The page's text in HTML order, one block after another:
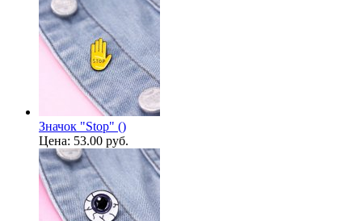
Значок "Stop" ()
Цена: 53.00 руб.